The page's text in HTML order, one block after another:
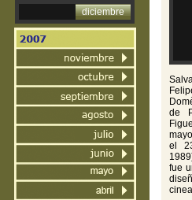
diciembre
de
el
fue